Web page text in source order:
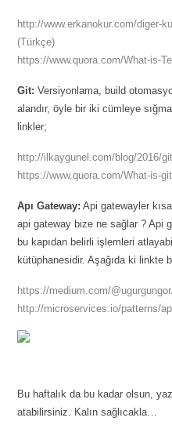
http://www.erkanokur.com/diger-
(Türkçe)
https://www.quora.com/What-is-
Git: Versiyonlama, build
alandır, öyle bir iki cümleye
linkler;
http://ilkaygunel.com/blog/2016/
https://www.quora.com/What-is-
Apı Gateway: Api gatewayler
api gateway bize ne sağlar ? Api
bu kapıdan belirli işlemleri
kütüphanesidir. Aşağıda ki linkte
https://medium.com/
http://microservices.io/patterns/
Bu haftalık da bu kadar olsun,
atabilirsiniz. Kalın sağlıcakla…